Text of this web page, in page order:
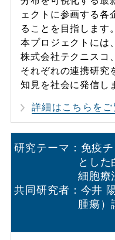
ェクトに参画する各
ることを目指します。
本プロジェクトには
株式会社テクニスコ
それぞれの連携研究
知見を社会に発信し
詳細はこちらをご
研究テーマ：免疫
とし
細胞療
共同研究者：今井
腫瘍）